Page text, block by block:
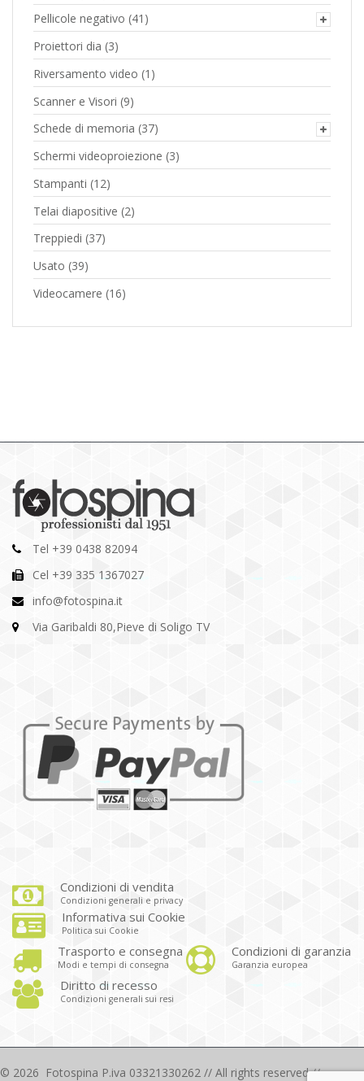
Pellicole negativo (41)
Proiettori dia (3)
Riversamento video (1)
Scanner e Visori (9)
Schede di memoria (37)
Schermi videoproiezione (3)
Stampanti (12)
Telai diapositive (2)
Treppiedi (37)
Usato (39)
Videocamere (16)
Tel +39 0438 82094
Cel +39 335 1367027
info@fotospina.it
Via Garibaldi 80,Pieve di Soligo TV
Condizioni di vendita
Condizioni generali e privacy
Informativa sui Cookie
Politica sui Cookie
Trasporto e consegna
Modi e tempi di consegna
Condizioni di garanzia
Garanzia europea
Diritto di recesso
Condizioni generali sui resi
© 2026 Fotospina P.iva 03321330262 // All rights reserved //